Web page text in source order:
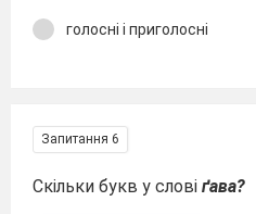
голосні і приголосні
Запитання 6
Скільки букв у слові ґава?